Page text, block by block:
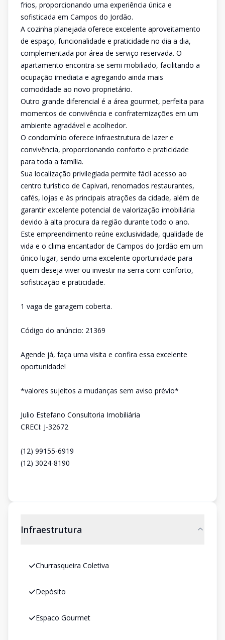
frios, proporcionando uma experiência única e
sofisticada em Campos do Jordão.
A cozinha planejada oferece excelente aproveitamento
de espaço, funcionalidade e praticidade no dia a dia,
complementada por área de serviço reservada. O
apartamento encontra-se semi mobiliado, facilitando a
ocupação imediata e agregando ainda mais
comodidade ao novo proprietário.
Outro grande diferencial é a área gourmet, perfeita para
momentos de convivência e confraternizações em um
ambiente agradável e acolhedor.
O condomínio oferece infraestrutura de lazer e
convivência, proporcionando conforto e praticidade
para toda a família.
Sua localização privilegiada permite fácil acesso ao
centro turístico de Capivari, renomados restaurantes,
cafés, lojas e às principais atrações da cidade, além de
garantir excelente potencial de valorização imobiliária
devido à alta procura da região durante todo o ano.
Este empreendimento reúne exclusividade, qualidade de
vida e o clima encantador de Campos do Jordão em um
único lugar, sendo uma excelente oportunidade para
quem deseja viver ou investir na serra com conforto,
sofisticação e praticidade.
1 vaga de garagem coberta.
Código do anúncio: 21369
Agende já, faça uma visita e confira essa excelente
oportunidade!
*valores sujeitos a mudanças sem aviso prévio*
Julio Estefano Consultoria Imobiliária
CRECI: J-32672
(12) 99155-6919
(12) 3024-8190
Infraestrutura
Churrasqueira Coletiva
Depósito
Espaco Gourmet